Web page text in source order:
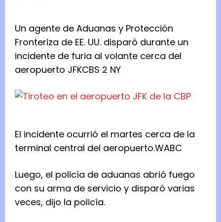
Un agente de Aduanas y Protección
Fronteriza de EE. UU. disparó durante un
incidente de furia al volante cerca del
aeropuerto JFKCBS 2 NY
El incidente ocurrió el martes cerca de la
terminal central del aeropuerto.WABC
Luego, el policía de aduanas abrió fuego
con su arma de servicio y disparó varias
veces, dijo la policía.